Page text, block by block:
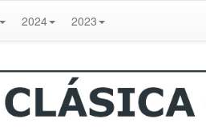
2024 2023